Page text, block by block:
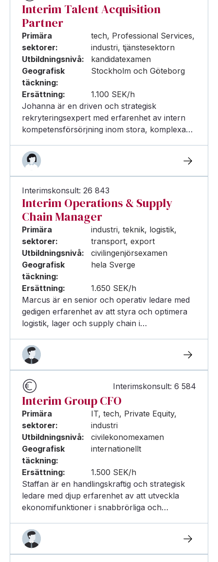
Interim Talent Acquisition
Partner
Primära
sektorer:
tech, Professional Services,
industri, tjänstesektorn
Utbildningsnivå:
kandidatexamen
Geografisk
täckning:
Stockholm och Göteborg
Ersättning:
1.100 SEK/h
Johanna är en driven och strategisk
rekryteringsexpert med erfarenhet av intern
kompetensförsörjning inom stora, komplexa…
Interimskonsult: 26 843
Interim Operations & Supply
Chain Manager
Primära
sektorer:
industri, teknik, logistik,
transport, export
Utbildningsnivå:
civilingenjörsexamen
Geografisk
täckning:
hela Sverge
Ersättning:
1.650 SEK/h
Marcus är en senior och operativ ledare med
gedigen erfarenhet av att styra och optimera
logistik, lager och supply chain i…
Interimskonsult: 6 584
Interim Group CFO
Primära
sektorer:
IT, tech, Private Equity,
industri
Utbildningsnivå:
civilekonomexamen
Geografisk
täckning:
internationellt
Ersättning:
1.500 SEK/h
Staffan är en handlingskraftig och strategisk
ledare med djup erfarenhet av att utveckla
ekonomifunktioner i snabbrörliga och…